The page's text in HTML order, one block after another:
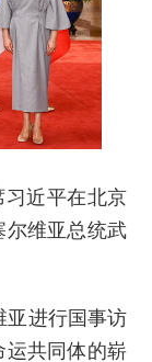
近平在北京
尔维亚总统武
亚进行国事访
运共同体的崭